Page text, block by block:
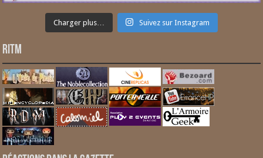
Charger plus… Suivez sur Instagram
RITM